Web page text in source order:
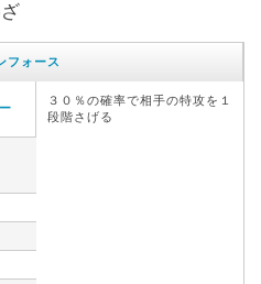
フォース
３０％の確率で相手の特攻を１
段階さげる